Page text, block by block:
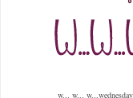
w... w...